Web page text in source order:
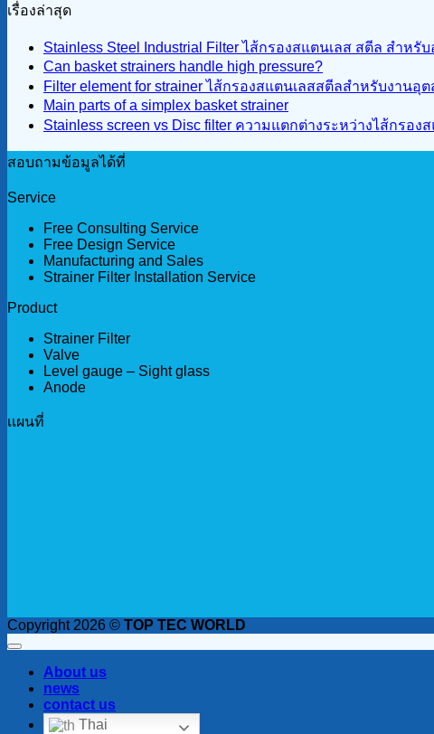
เรื่องล่าสุด
Stainless Steel Industrial Filter ไส้กรองสแตนเลส สตีล สำหรั
Can basket strainers handle high pressure?
Filter element for strainer ไส้กรองสแตนเลสสตีลสำหรับงานอุ
Main parts of a simplex basket strainer
Stainless screen vs Disc filter ความแตกต่างระหว่างไส้กรอ
สอบถามข้อมูลได้ที่
Service
Free Consulting Service
Free Design Service
Manufacturing and Sales
Strainer Filter Installation Service
Product
Strainer Filter
Valve
Level gauge – Sight glass
Anode
เเผนที่
Copyright 2026 © TOP TEC WORLD
About us
news
contact us
Thai